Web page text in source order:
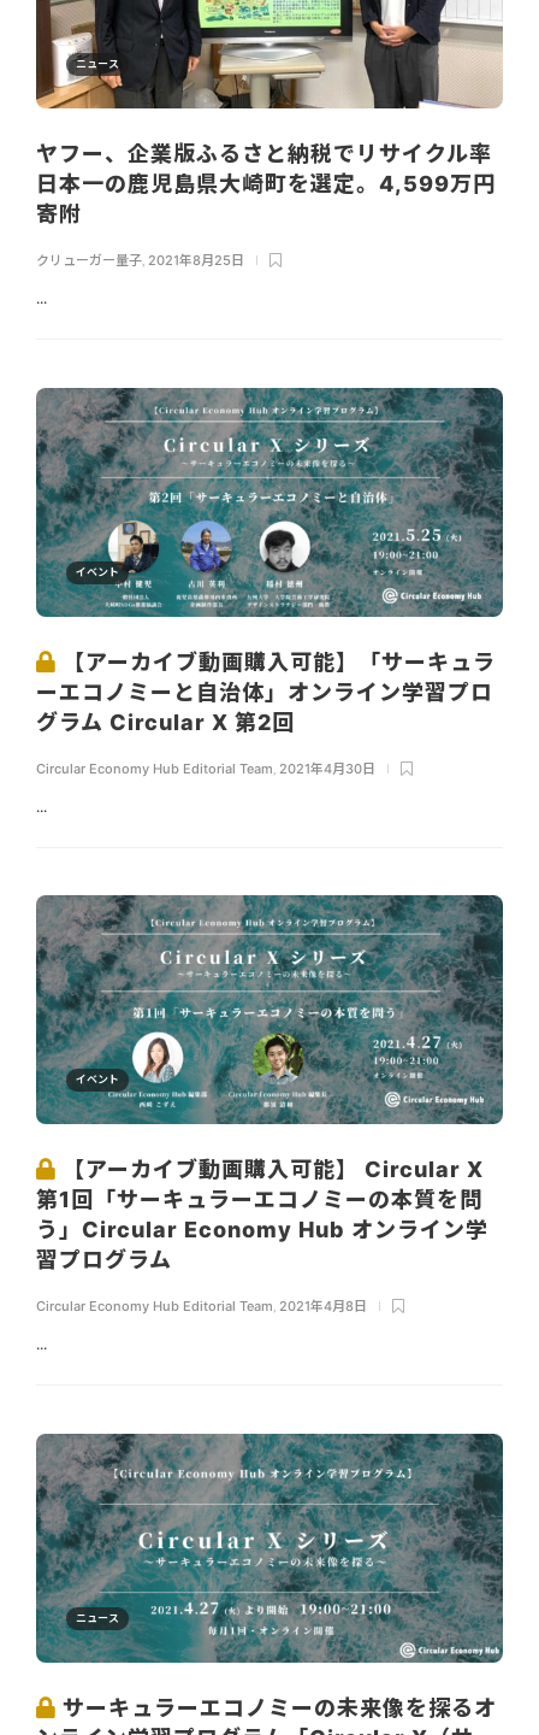
ニュース
ヤフー、企業版ふるさと納税でリサイクル率
日本一の鹿児島県大崎町を選定。4,599万円
寄附
クリューガー量子, 2021年8月25日
...
イベント
【アーカイブ動画購入可能】「サーキュラ
ーエコノミーと自治体」オンライン学習プロ
グラム Circular X 第2回
Circular Economy Hub Editorial Team 2021年4月30日
...
イベント
【アーカイブ動画購入可能】 Circular X
第1回「サーキュラーエコノミーの本質を問
う」Circular Economy Hub オンライン学
習プログラム
Circular Economy Hub Editorial Team 2021年4月8日
...
ニュース
サーキュラーエコノミーの未来像を探るオ